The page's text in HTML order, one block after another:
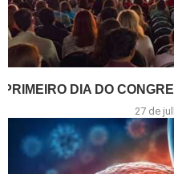
PRIMEIRO DIA DO
27 de